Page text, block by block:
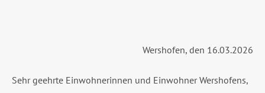
Wershofen, den 16.03.2026
Sehr geehrte Einwohnerinnen und Einwohner Wershofens,